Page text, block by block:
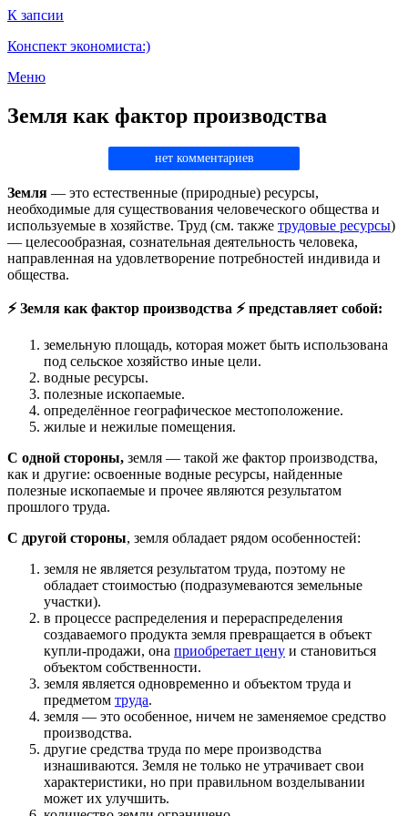
К запсии
Конспект экономиста:)
Меню
Земля как фактор производства
нет комментариев
Земля — это естественные (природные) ресурсы,
необходимые для существования человеческого общества и
используемые в хозяйстве. Труд (см. также трудовые ресурсы)
— целесообразная, сознательная деятельность человека,
направленная на удовлетворение потребностей индивида и
общества.
⚡ Земля как фактор производства ⚡ представляет собой:
земельную площадь, которая может быть использована
под сельское хозяйство иные цели.
водные ресурсы.
полезные ископаемые.
определённое географическое местоположение.
жилые и нежилые помещения.
С одной стороны, земля — такой же фактор производства,
как и другие: освоенные водные ресурсы, найденные
полезные ископаемые и прочее являются результатом
прошлого труда.
С другой стороны, земля обладает рядом особенностей:
земля не является результатом труда, поэтому не
обладает стоимостью (подразумеваются земельные
участки).
в процессе распределения и перераспределения
создаваемого продукта земля превращается в объект
купли-продажи, она приобретает цену и становиться
объектом собственности.
земля является одновременно и объектом труда и
предметом труда.
земля — это особенное, ничем не заменяемое средство
производства.
другие средства труда по мере производства
изнашиваются. Земля не только не утрачивает свои
характеристики, но при правильном возделывании
может их улучшить.